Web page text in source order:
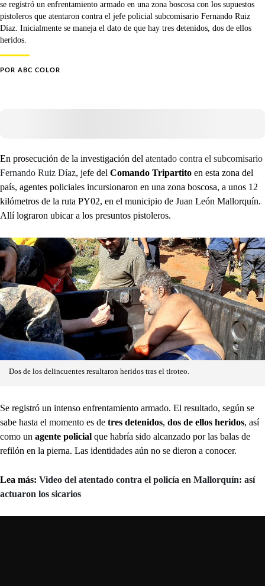
se registró un enfrentamiento armado en una zona boscosa con los supuestos
pistoleros que atentaron contra el jefe policial subcomisario Fernando Ruiz
Díaz. Inicialmente se maneja el dato de que hay tres detenidos, dos de ellos
heridos.
POR ABC COLOR
En prosecución de la investigación del atentado contra el subcomisario
Fernando Ruiz Díaz, jefe del Comando Tripartito en esta zona del
país, agentes policiales incursionaron en una zona boscosa, a unos 12
kilómetros de la ruta PY02, en el municipio de Juan León Mallorquín.
Allí lograron ubicar a los presuntos pistoleros.
Dos de los delincuentes resultaron heridos tras el tiroteo.
Se registró un intenso enfrentamiento armado. El resultado, según se
sabe hasta el momento es de tres detenidos, dos de ellos heridos, así
como un agente policial que habría sido alcanzado por las balas de
refilón en la pierna. Las identidades aún no se dieron a conocer.
Lea más: Video del atentado contra el policía en Mallorquín: así
actuaron los sicarios